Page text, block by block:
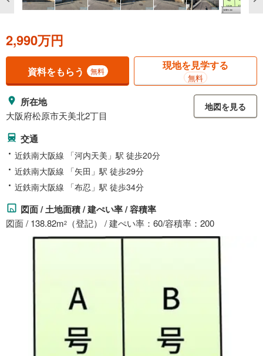
2,990万円
資料をもらう 無料 現地を見学する
無料
所在地
大阪府松原市天美北2丁目
地図を見る
交通
近鉄南大阪線 「河内天美」駅 徒歩20分
近鉄南大阪線 「矢田」駅 徒歩29分
近鉄南大阪線 「布忍」駅 徒歩34分
図面 / 土地面積 / 建ぺい率 / 容積率
図面 / 138.82m2 （登記） / 建ぺい率：60/容積率：200